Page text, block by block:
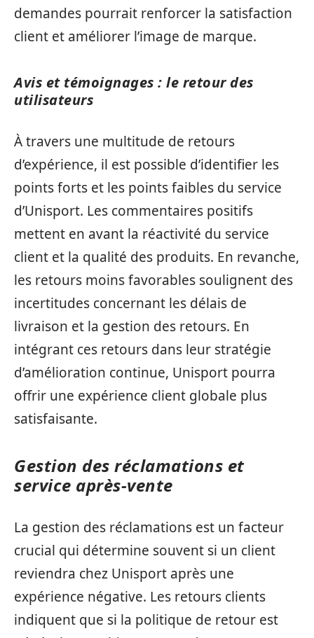
demandes pourrait renforcer la satisfaction
client et améliorer l’image de marque.
Avis et témoignages : le retour des
utilisateurs
À travers une multitude de retours
d’expérience, il est possible d’identifier les
points forts et les points faibles du service
d’Unisport. Les commentaires positifs
mettent en avant la réactivité du service
client et la qualité des produits. En revanche,
les retours moins favorables soulignent des
incertitudes concernant les délais de
livraison et la gestion des retours. En
intégrant ces retours dans leur stratégie
d’amélioration continue, Unisport pourra
offrir une expérience client globale plus
satisfaisante.
Gestion des réclamations et
service après-vente
La gestion des réclamations est un facteur
crucial qui détermine souvent si un client
reviendra chez Unisport après une
expérience négative. Les retours clients
indiquent que si la politique de retour est